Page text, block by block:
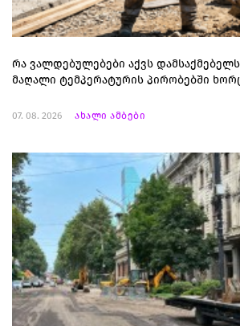
რა ვალდებულებები აქვს
მაღალი ტემპერატურის პირობებში
07. 08. 2026 ახალი ამბები